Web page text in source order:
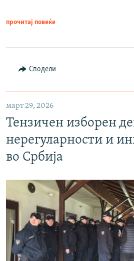
прочитај повеќе
Сподели
март 29, 2026
Тензичен изборен
нерегуларности и
во Србија